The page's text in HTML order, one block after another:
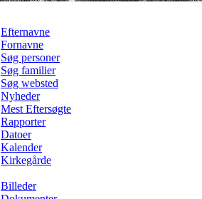
Efternavne
Fornavne
Søg personer
Søg familier
Søg websted
Nyheder
Mest Eftersøgte
Rapporter
Datoer
Kalender
Kirkegårde
Billeder